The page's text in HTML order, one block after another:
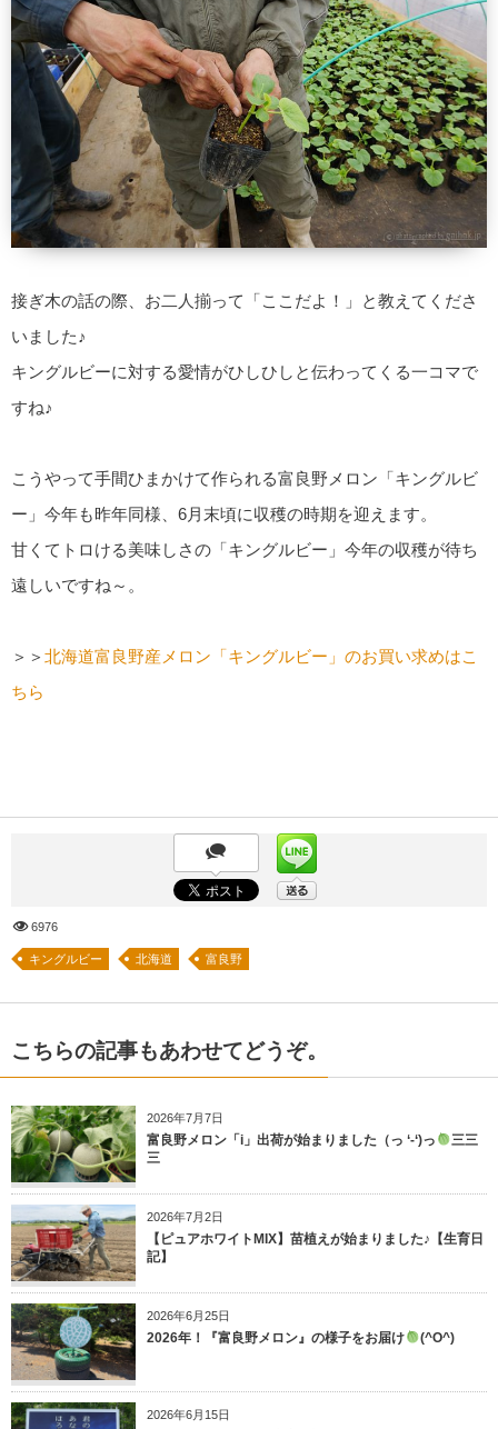
接ぎ木の話の際、お二人揃って「ここだよ！」と教えてくださ
いました♪
キングルビーに対する愛情がひしひしと伝わってくる一コマで
すね♪
こうやって手間ひまかけて作られる富良野メロン「キングルビ
ー」今年も昨年同様、6月末頃に収穫の時期を迎えます。
甘くてトロける美味しさの「キングルビー」今年の収穫が待ち
遠しいですね～。
＞＞ 北海道富良野産メロン「キングルビー」のお買い求めはこ
ちら
6976
キングルビー 北海道 富良野
こちらの記事もあわせてどうぞ。
2026年7月7日
富良野メロン「i」出荷が始まりました（っ ‘-‘)っ
三三
三
2026年7月2日
【ピュアホワイトMIX】苗植えが始まりました♪【生育日
記】
2026年6月25日
2026年！『富良野メロン』の様子をお届け (^O^)
2026年6月15日